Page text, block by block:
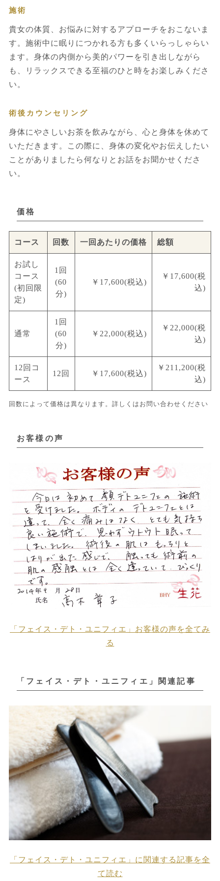
施術
貴女の体質、お悩みに対するアプローチをおこないま
す。施術中に眠りにつかれる方も多くいらっしゃらい
ます。身体の内側から美的パワーを引き出しながら
も、リラックスできる至福のひと時をお楽しみくださ
い。
術後カウンセリング
身体にやさしいお茶を飲みながら、心と身体を休めて
いただきます。この際に、身体の変化やお伝えしたい
ことがありましたら何なりとお話をお聞かせくださ
い。
価格
コース 回数 一回あたりの価格 総額
お試し
コース
(初回限
定)
1回
(60
分)
￥17,600(税込)
￥17,600(税
込)
通常
1回
(60
分)
￥22,000(税込)
￥22,000(税
込)
12回コ
ース
12回 ￥17,600(税込)
￥211,200(税
込)
回数によって価格は異なります。詳しくはお問い合わせください
お客様の声
「フェイス・デト・ユニフィエ」お客様の声を全てみ
る
「フェイス・デト・ユニフィエ」関連記事
「フェイス・デト・ユニフィエ」に関連する記事を全
て読む